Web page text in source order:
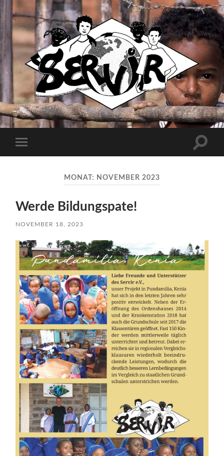
Servir
e.V.
Menü
MONAT: NOVEMBER 2023
Werde Bildungspate!
NOVEMBER 18, 2023